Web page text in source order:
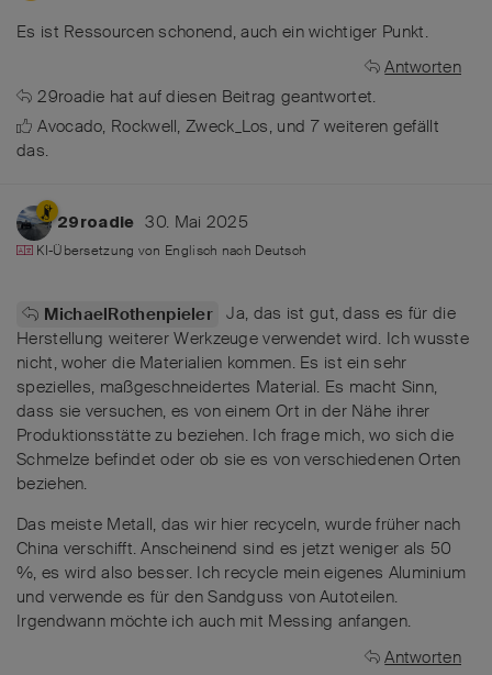
Es ist Ressourcen schonend, auch ein wichtiger Punkt.
Antworten
29roadie hat auf diesen Beitrag geantwortet.
Avocado, Rockwell,Zweck_Los, und 7weiteren gefällt
das.
29roadie 30. Mai 2025
KI-Übersetzung von Englisch nach Deutsch
MichaelRothenpieler Ja, das ist gut, dass es für die
Herstellung weiterer Werkzeuge verwendet wird. Ich wusste
nicht, woher die Materialien kommen. Es ist ein sehr
spezielles, maßgeschneidertes Material. Es macht Sinn,
dass sie versuchen, es von einem Ort in der Nähe ihrer
Produktionsstätte zu beziehen. Ich frage mich, wo sich die
Schmelze befindet oder ob sie es von verschiedenen Orten
beziehen.
Das meiste Metall, das wir hier recyceln, wurde früher nach
China verschifft. Anscheinend sind es jetzt weniger als 50
%, es wird also besser. Ich recycle mein eigenes Aluminium
und verwende es für den Sandguss von Autoteilen.
Irgendwann möchte ich auch mit Messing anfangen.
Antworten